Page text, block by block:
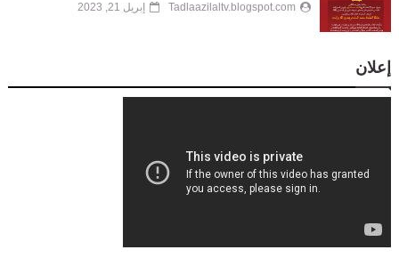
Tadlaazilaltv.blogspot.com إبريل 21, 2023
إعلان